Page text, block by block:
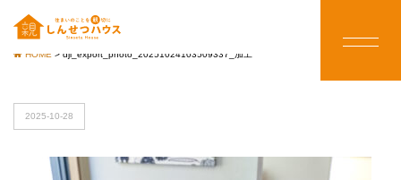
HOME > dji_export_photo_20251024103509337_加工
2025-10-28